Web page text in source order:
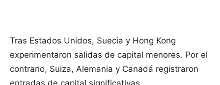
Tras Estados Unidos, Suecia y Hong Kong
experimentaron salidas de capital menores. Por el
contrario, Suiza, Alemania y Canadá registraron
entradas de capital significativas.